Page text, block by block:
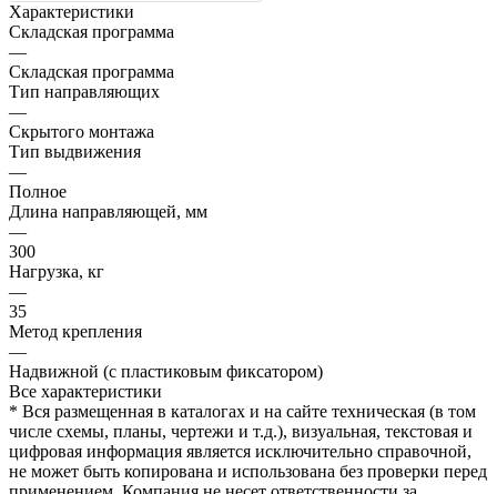
Характеристики
Складская программа
—
Складская программа
Тип направляющих
—
Скрытого монтажа
Тип выдвижения
—
Полное
Длина направляющей, мм
—
300
Нагрузка, кг
—
35
Метод крепления
—
Надвижной (с пластиковым фиксатором)
Все характеристики
* Вся размещенная в каталогах и на сайте техническая (в том
числе схемы, планы, чертежи и т.д.), визуальная, текстовая и
цифровая информация является исключительно справочной,
не может быть копирована и использована без проверки перед